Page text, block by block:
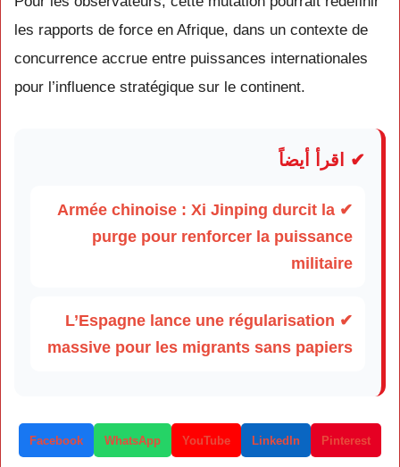
les rapports de force en Afrique, dans un contexte de
concurrence accrue entre puissances internationales
pour l’influence stratégique sur le continent.
✔ اقرأ أيضاً
✔ Armée chinoise : Xi Jinping durcit la
purge pour renforcer la puissance
militaire
✔ L’Espagne lance une régularisation
massive pour les migrants sans papiers
Facebook WhatsApp YouTube LinkedIn Pinterest